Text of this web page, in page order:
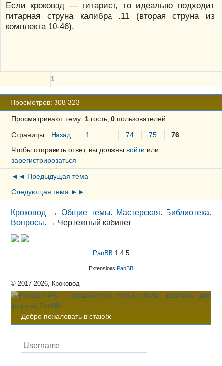
Если кроковод — гитарист, то идеально подходит
гитарная струна калибра .11 (вторая струна из
комплекта 10-46).
1
Просмотров: 308 323
Просматривают тему: 1гость, 0пользователей
Страницы Назад 1 … 74 75
76
Чтобы отправить ответ, вы должны войти или
зарегистрироваться
◄◄ Предыдущая тема
Следующая тема ►►
Кроковод →Общие темы. Мастерская. Библиотека.
Вопросы. → Чертёжный кабинет
PanBB 1.4.5
Extensions PanBB
© 2017-2026, Кроковод
Добро пожаловать в стаю!x